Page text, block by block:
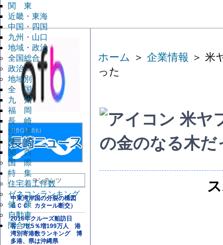
関 東
近畿・東海
中国・四国
九州・山口
地域・政治
全国総合
政治
地域別
全 国
九 州
福 岡
長 崎
沖 縄
東 京
関 西
国 際
特 集
住宅着工件数
ゼネコンランキング
健 康
自動車
問合せ
コンテンツ
中東湾岸国の分裂の構図
ＧＣＣ カタール断交）
2016年クルーズ船訪日
客 78.5％増199万人 港
湾別寄港数ランキング 博
多港、県は沖縄県
ホーム ＞ 企業情報 ＞ 米
った
米ヤ
の金のなる木だ